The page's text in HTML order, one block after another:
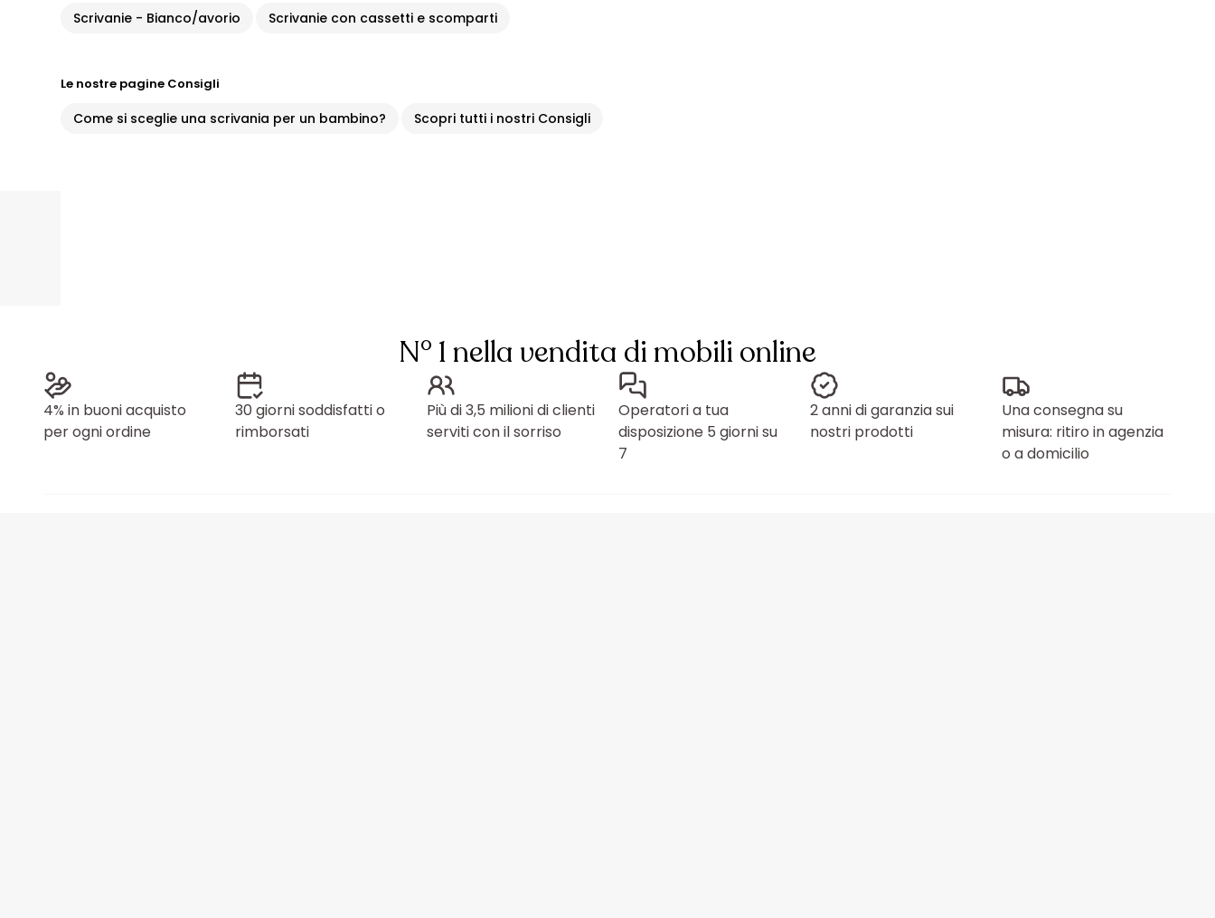
Scrivanie - Bianco/avorio Scrivanie con cassetti e scomparti
Le nostre pagine Consigli
Come si sceglie una scrivania per un bambino? Scopri tutti i nostri Consigli
N° 1 nella vendita di mobili online
4% in buoni acquisto
per ogni ordine
30 giorni soddisfatti o
rimborsati
Più di 3,5 milioni di clienti
serviti con il sorriso
Operatori a tua
disposizione 5 giorni su
7
2 anni di garanzia sui
nostri prodotti
Una consegna su
misura: ritiro in agenzia
o a domicilio